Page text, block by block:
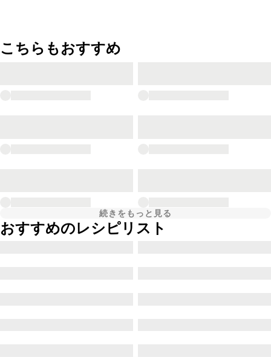
こちらもおすすめ
続きをもっと見る
おすすめのレシピリスト